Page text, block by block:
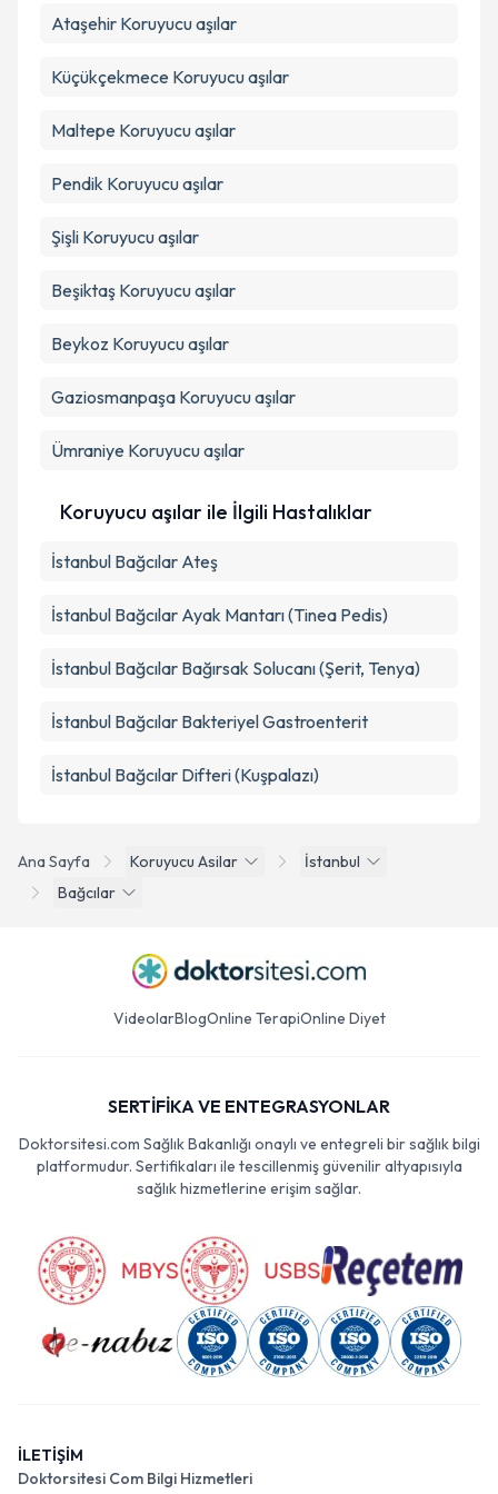
Ana Sayfa Koruyucu Asilar
İstanbul
Bağcılar
Ataşehir Koruyucu aşılar
Küçükçekmece Koruyucu aşılar
Maltepe Koruyucu aşılar
Pendik Koruyucu aşılar
Şişli Koruyucu aşılar
Beşiktaş Koruyucu aşılar
Beykoz Koruyucu aşılar
Gaziosmanpaşa Koruyucu aşılar
Ümraniye Koruyucu aşılar
Koruyucu aşılar ile İlgili Hastalıklar
İstanbul Bağcılar Ateş
İstanbul Bağcılar Ayak Mantarı (Tinea Pedis)
İstanbul Bağcılar Bağırsak Solucanı (Şerit, Tenya)
İstanbul Bağcılar Bakteriyel Gastroenterit
İstanbul Bağcılar Difteri (Kuşpalazı)
VideolarBlogOnline TerapiOnline Diyet
SERTİFİKA VE ENTEGRASYONLAR
Doktorsitesi.com Sağlık Bakanlığı onaylı ve entegreli bir sağlık bilgi
platformudur. Sertifikaları ile tescillenmiş güvenilir altyapısıyla
sağlık hizmetlerine erişim sağlar.
İLETİŞİM
Doktorsitesi Com Bilgi Hizmetleri